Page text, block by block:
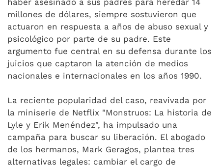
haber asesinado a sus padres para heredar 14
millones de dólares, siempre sostuvieron que
actuaron en respuesta a años de abuso sexual y
psicológico por parte de su padre. Este
argumento fue central en su defensa durante los
juicios que captaron la atención de medios
nacionales e internacionales en los años 1990.
La reciente popularidad del caso, reavivada por
la miniserie de Netflix "Monstruos: La historia de
Lyle y Erik Menéndez", ha impulsado una
campaña para buscar su liberación. El abogado
de los hermanos, Mark Geragos, plantea tres
alternativas legales: cambiar el cargo de